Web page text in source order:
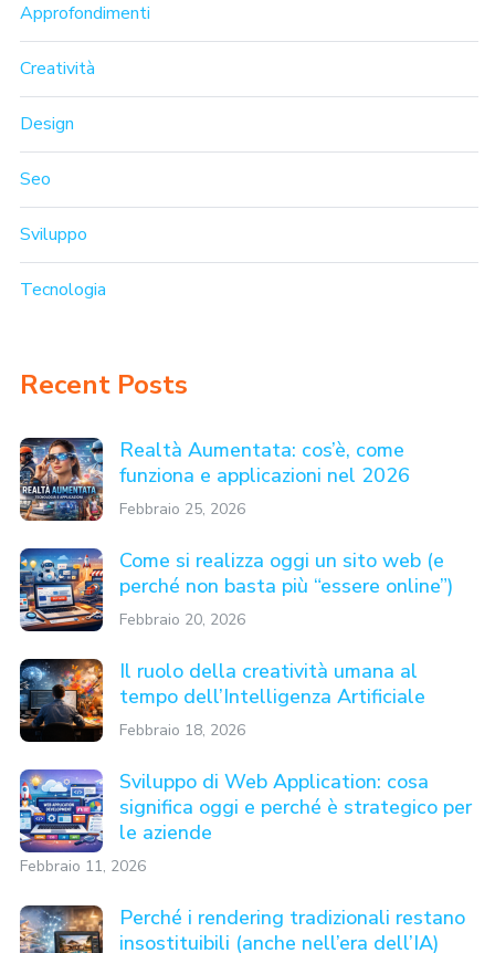
Approfondimenti
Creatività
Design
Seo
Sviluppo
Tecnologia
Recent Posts
Realtà Aumentata: cos’è, come
funziona e applicazioni nel 2026
Febbraio 25, 2026
Come si realizza oggi un sito web (e
perché non basta più “essere online”)
Febbraio 20, 2026
Il ruolo della creatività umana al
tempo dell’Intelligenza Artificiale
Febbraio 18, 2026
Sviluppo di Web Application: cosa
significa oggi e perché è strategico per
le aziende
Febbraio 11, 2026
Perché i rendering tradizionali restano
insostituibili (anche nell’era dell’IA)